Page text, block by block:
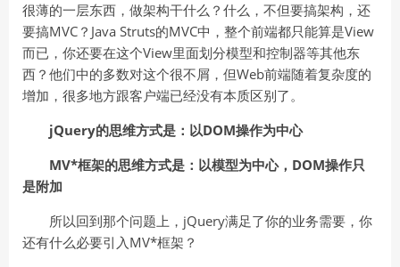
很薄的一层东西，做架构干什么？什么，不但要搞架构，还
要搞MVC？Java Struts的MVC中，整个前端都只能算是View
而已，你还要在这个View里面划分模型和控制器等其他东
西？他们中的多数对这个很不屑，但Web前端随着复杂度的
增加，很多地方跟客户端已经没有本质区别了。
jQuery的思维方式是：以DOM操作为中心
MV*框架的思维方式是：以模型为中心，DOM操作只
是附加
所以回到那个问题上，jQuery满足了你的业务需要，你
还有什么必要引入MV*框架？